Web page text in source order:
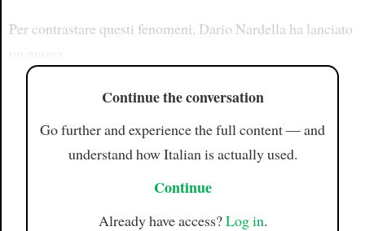
Per contrastare questi fenomeni, Dario Nardella ha lanciato
Continue the conversation
Go further and experience the full content — and
understand how Italian is actually used.
Continue
Already have access?Log in.